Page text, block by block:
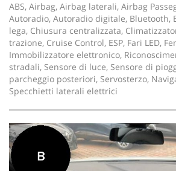
ABS, Airbag, Airbag laterali, Airbag
Autoradio, Autoradio digitale, Bluetooth,
lega, Chiusura centralizzata,
trazione, Cruise Control, ESP, Fari LED,
Immobilizzatore elettronico,
stradali, Sensore di luce, Sensore di
parcheggio posteriori, Servosterzo,
Specchietti laterali elettrici